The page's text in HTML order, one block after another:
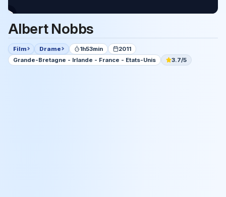
Albert Nobbs
Film Drame 1h53min
2011
Grande-Bretagne - Irlande - France - Etats-Unis
3.7/5